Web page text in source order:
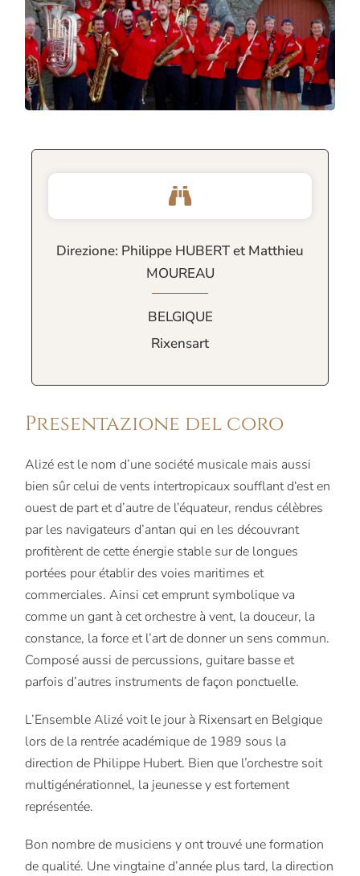
Presentazione del coro
Alizé est le nom d’une société musicale mais aussi
bien sûr celui de vents intertropicaux soufflant d‘est en
ouest de part et d’autre de l’équateur, rendus célèbres
par les navigateurs d’antan qui en les découvrant
profitèrent de cette énergie stable sur de longues
portées pour établir des voies maritimes et
commerciales. Ainsi cet emprunt symbolique va
comme un gant à cet orchestre à vent, la douceur, la
constance, la force et l’art de donner un sens commun.
Composé aussi de percussions, guitare basse et
parfois d’autres instruments de façon ponctuelle.
L’Ensemble Alizé voit le jour à Rixensart en Belgique
lors de la rentrée académique de 1989 sous la
direction de Philippe Hubert. Bien que l’orchestre soit
multigénérationnel, la jeunesse y est fortement
représentée.
Bon nombre de musiciens y ont trouvé une formation
de qualité. Une vingtaine d’année plus tard, la direction
Direzione: Philippe HUBERT et Matthieu
MOUREAU
BELGIQUE
Rixensart